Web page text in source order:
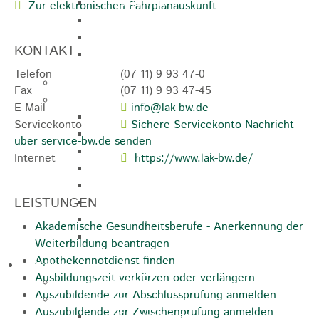
Qualifizierter Mietspiegel
Steuern & Gebühren
Wasserverbrauchsgebühr
Hundesteuer
Vergnügungssteuer
Hebesätze
Hallenbad & Freibad
Verwaltungsgebühren
Politik
Bürgermeister
Gremien
Zur elektronischen Fahrplanauskunft
KONTAKT
Telefon (07 11) 9 93 47-0
Fax
(07 11) 9 93 47-45
E-Mail
info@lak-bw.de
Servicekonto
Sichere Servicekonto-Nachricht
über service-bw.de senden
Internet
https://www.lak-bw.de/
LEISTUNGEN
Akademische Gesundheitsberufe - Anerkennung der
Weiterbildung beantragen
Apothekennotdienst finden
Ausbildungszeit verkürzen oder verlängern
Auszubildende zur Abschlussprüfung anmelden
Auszubildende zur Zwischenprüfung anmelden